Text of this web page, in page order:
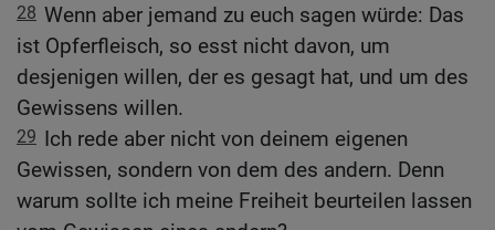
28 Wenn aber jemand zu euch sagen würde: Das
ist Opferfleisch, so esst nicht davon, um
desjenigen willen, der es gesagt hat, und um des
Gewissens willen.
29 Ich rede aber nicht von deinem eigenen
Gewissen, sondern von dem des andern. Denn
warum sollte ich meine Freiheit beurteilen lassen